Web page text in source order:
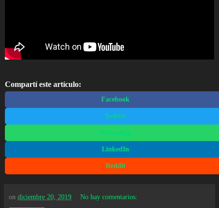
Compartí este artículo:
Facebook
Twitter
WhatsApp
LinkedIn
Reddit
on diciembre 20, 2019 No hay comentarios: